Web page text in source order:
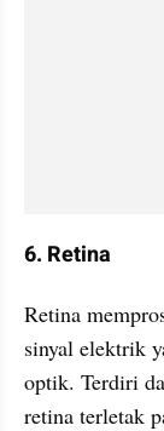
6. Retina
Retina
sinyal elektrik
optik. Terdiri
retina terletak